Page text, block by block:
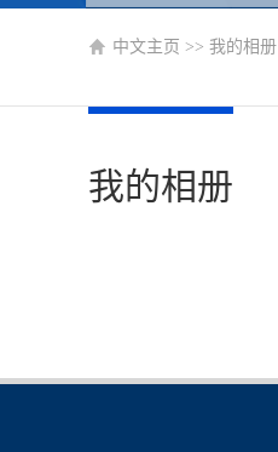
中文主页 >> 我的相册
我的相册